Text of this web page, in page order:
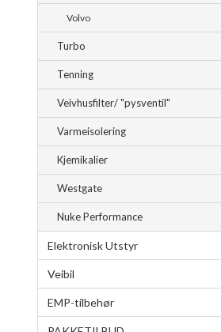
Volvo
Turbo
Tenning
Veivhusfilter/ "pysventil"
Varmeisolering
Kjemikalier
Westgate
Nuke Performance
Elektronisk Utstyr
Veibil
EMP-tilbehør